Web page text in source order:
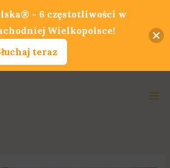
- 6 częstotliwości w
Wielkopolsce!
teraz